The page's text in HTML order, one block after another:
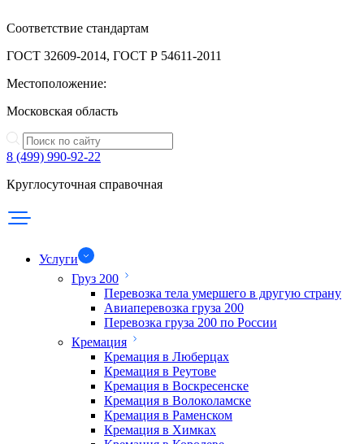
Соответствие стандартам
ГОСТ 32609-2014, ГОСТ Р 54611-2011
Местоположение:
Московская область
8 (499) 990-92-22
Круглосуточная справочная
Услуги
Груз 200
Перевозка тела умершего в другую страну
Авиаперевозка груза 200
Перевозка груза 200 по России
Кремация
Кремация в Люберцах
Кремация в Реутове
Кремация в Воскресенске
Кремация в Волоколамске
Кремация в Раменском
Кремация в Химках